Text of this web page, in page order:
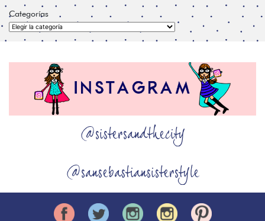
Categorías
Categorías
@sistersandthecity
@sansebastiansisterstyle